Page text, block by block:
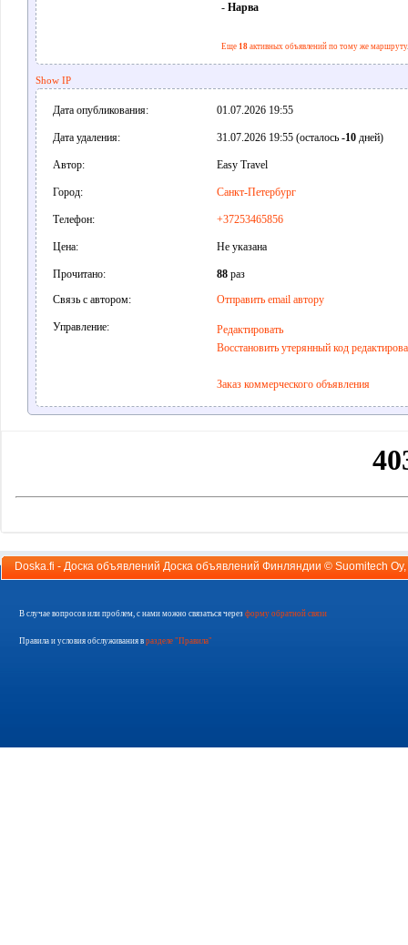
- Нарва
Еще 18активных объявлений по тому же маршруту.
Show IP
Дата опубликования: 01.07.2026 19:55
Дата удаления: 31.07.2026 19:55 (осталось -10дней)
Автор: Easy Travel
Город: Санкт-Петербург
Телефон: +37253465856
Цена: Не указана
Прочитано: 88раз
Связь с автором:
Отправить email автору
Управление:
Редактировать
Восстановить утерянный код
Заказ коммерческого объявления
Doska.fi - Доска объявлений Доска объявлений Финляндии © Suomitech Oy
В случае вопросов или проблем, с нами можно связаться через форму обратной связи
Правила и условия обслуживания в разделе "Правила"